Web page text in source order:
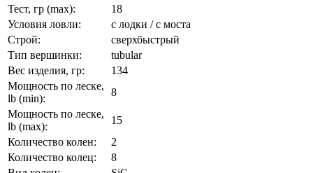
Тест, гр (max):
18
Условия ловли:
с лодки / с моста
Строй:
сверхбыстрый
Тип вершинки:
tubular
Вес изделия, гр:
134
Мощность по леске,
lb (min):
8
Мощность по леске,
lb (max):
15
Количество колен:
2
Количество колец:
8